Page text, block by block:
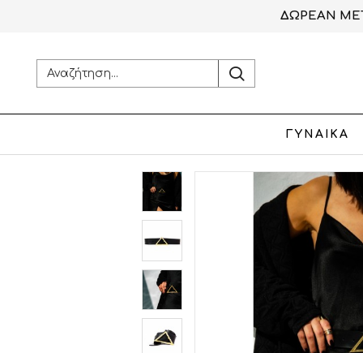
ΔΩΡΕΑΝ
ΓΥΝΑΙΚΑ